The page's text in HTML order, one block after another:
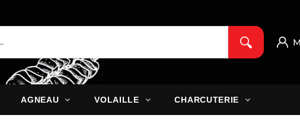
AGNEAU VOLAILLE CHARCUTERIE